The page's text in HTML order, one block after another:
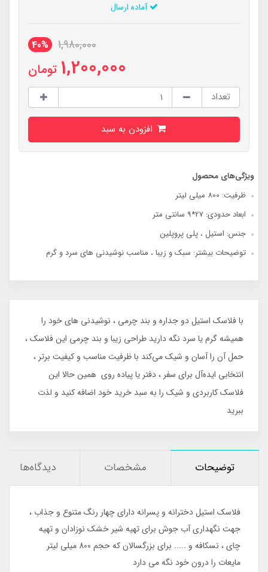
آماده ارسال
1,980,000
40%
1,200,000 تومان
تعداد
ویژگی‌های محصول
ظرفیت: 800 میلی لیتر
ابعاد حدودی: 27*9 سانتی متر
جنس: استیل ، پلی پروپلین
توضیحات بیشتر: سبک و زیبا ، مناسب نوشیدنی های سرد و گرم
با فلاسک استیل دو جداره و بند چرمی ، نوشیدنی‌ های خود را
همیشه گرم یا سرد نگه دارید طراحی زیبا و بند چرمی این فلاسک ،
حمل آن را آسان و شیک می‌کند با ظرفیت مناسب و کیفیت برتر ،
انتخابی ایده‌آل برای سفر ، دفتر یا پیاده‌ روی همین حالا این
فلاسک کاربردی و شیک را به سبد خرید خود اضافه کنید و لذت
ببرید
توضیحات مشخصات دیدگاه‌ها
فلاسک استیل دخترانه و پسرانه دارای چهار رنگ متنوع و جذاب ،
جهت نگهداری آب جوش برای تهیه شیر خشک نوزادان و تهیه
چای ، نسکافه و ..... برای بزرگسالان که حجم 800 میلی لیتر
مایعات را درون خود نگه می دارد